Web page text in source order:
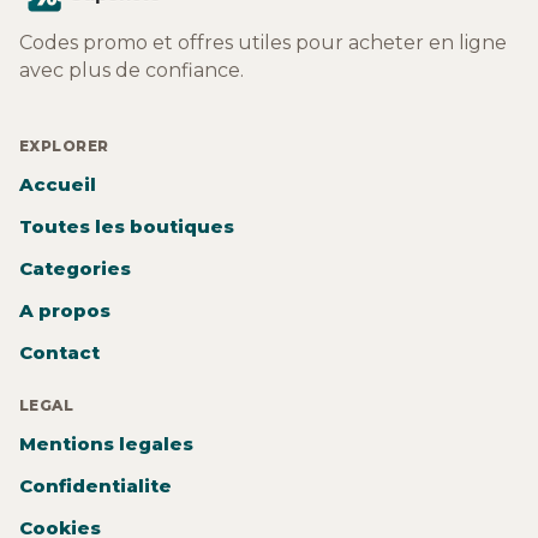
Codes promo et offres utiles pour acheter en ligne
avec plus de confiance.
EXPLORER
Accueil
Toutes les boutiques
Categories
A propos
Contact
LEGAL
Mentions legales
Confidentialite
Cookies